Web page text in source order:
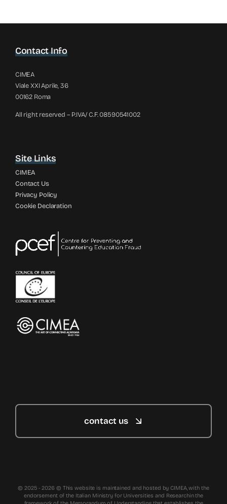
Contact Info
CIMEA
Viale XXI Aprile, 36
00162 Roma
All right reserved – P.IVA/ C.F. 08590541002
Site Links
CIMEA
Contact Us
Privacy Policy
Cookie Declaration
contact us
© 2025 - 2026 © This website is maintained and hosted by CIMEA, with the
endorsement of the Italian Ministry for Universities and Researchin the